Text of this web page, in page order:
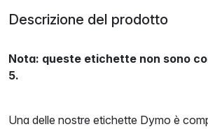
Descrizione del prodotto
Nota: queste etichette non sono
5.
Una delle nostre etichette Dymo è